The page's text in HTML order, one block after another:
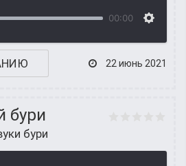
00:00
22 июнь 2021
бури
бури